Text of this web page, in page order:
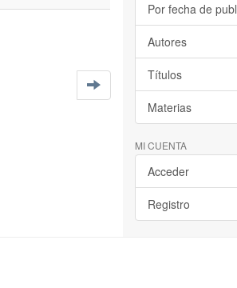
Por fecha de
Autores
Títulos
Materias
MI CUENTA
Acceder
Registro